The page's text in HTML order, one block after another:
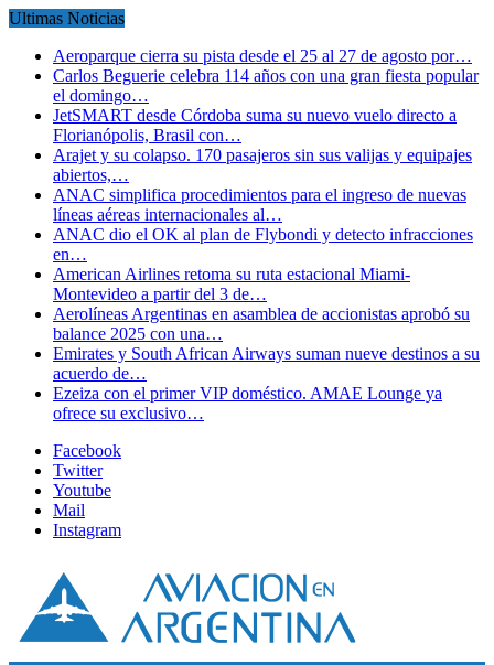
Ultimas Noticias
Aeroparque cierra su pista desde el 25 al 27 de agosto por…
Carlos Beguerie celebra 114 años con una gran fiesta popular
el domingo…
JetSMART desde Córdoba suma su nuevo vuelo directo a
Florianópolis, Brasil con…
Arajet y su colapso. 170 pasajeros sin sus valijas y equipajes
abiertos,…
ANAC simplifica procedimientos para el ingreso de nuevas
líneas aéreas internacionales al…
ANAC dio el OK al plan de Flybondi y detecto infracciones
en…
American Airlines retoma su ruta estacional Miami-
Montevideo a partir del 3 de…
Aerolíneas Argentinas en asamblea de accionistas aprobó su
balance 2025 con una…
Emirates y South African Airways suman nueve destinos a su
acuerdo de…
Ezeiza con el primer VIP doméstico. AMAE Lounge ya
ofrece su exclusivo…
Facebook
Twitter
Youtube
Mail
Instagram